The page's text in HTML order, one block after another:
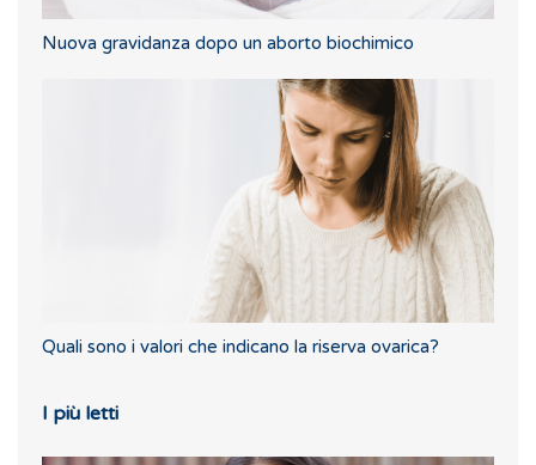
Nuova gravidanza dopo un aborto biochimico
Quali sono i valori che indicano la riserva ovarica?
I più letti